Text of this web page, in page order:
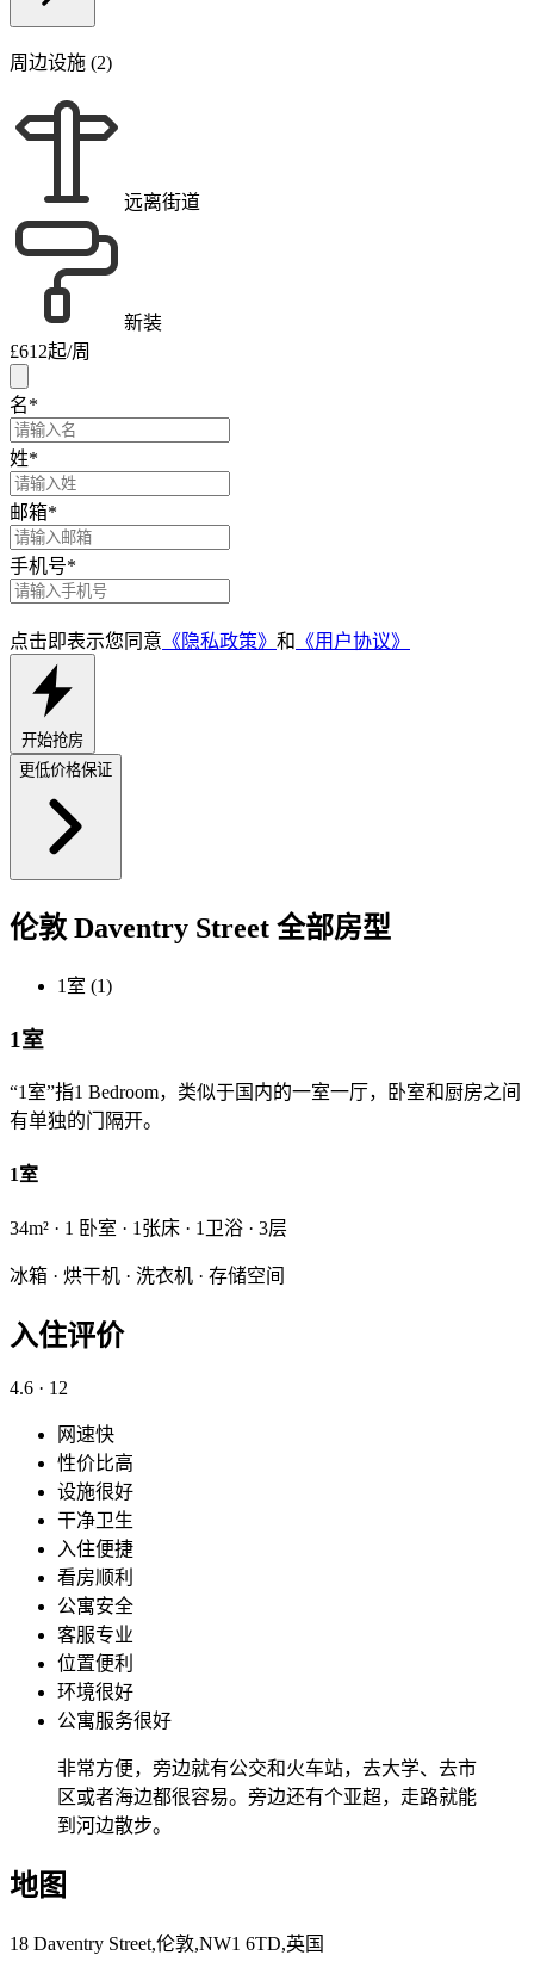
周边设施 (2)
远离街道
新装
£612起/周
名*
姓*
邮箱*
手机号*
点击即表示您同意 《隐私政策》 和 《用户协议》
开始抢房
更低价格保证
伦敦 Daventry Street 全部房型
1室 (1)
1室
“1室”指1 Bedroom，类似于国内的一室一厅，卧室和厨房之间
有单独的门隔开。
1室
34m² · 1 卧室 · 1张床 · 1卫浴 · 3层
冰箱 · 烘干机 · 洗衣机 · 存储空间
入住评价
4.6 · 12
网速快
性价比高
设施很好
干净卫生
入住便捷
看房顺利
公寓安全
客服专业
位置便利
环境很好
公寓服务很好
非常方便，旁边就有公交和火车站，去大学、去市
区或者海边都很容易。旁边还有个亚超，走路就能
到河边散步。
地图
18 Daventry Street,伦敦,NW1 6TD,英国